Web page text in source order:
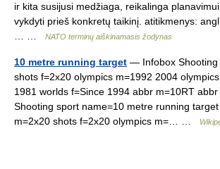
ir kita susijusi medžiaga, reikalinga
vykdyti prieš konkretų taikinį. atitikmenys:
NATO terminų aiškinamasis žodynas
10 metre running target — Infobox Shooting
shots f=2x20 olympics m=1992 2004
1981 worlds f=Since 1994 abbr m=10RT
Shooting sport name=10 metre running
m=2x20 shots f=2x20 olympics m=… …